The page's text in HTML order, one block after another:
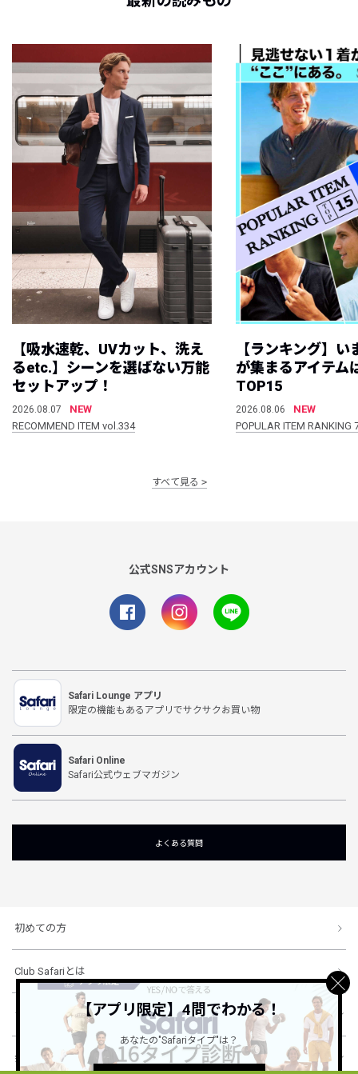
【吸水速乾、UVカット、洗え
るetc.】シーンを選ばない万能
セットアップ！
2026.08.07
NEW
RECOMMEND ITEM vol.334
【ランキング】
が集まるアイテム
TOP15
2026.08.06
NEW
POPULAR ITEM
すべて見る
公式SNSアカウント
Safari Lounge アプリ
限定の機能もあるアプリでサクサクお買い物
Safari Online
Safari公式ウェブマガジン
よくある質問
初めての方
Club Safariとは
ショッピングガイド
会社概要・規約
【アプリ限定】4問でわかる！
あなたの"Safariタイプ"は？